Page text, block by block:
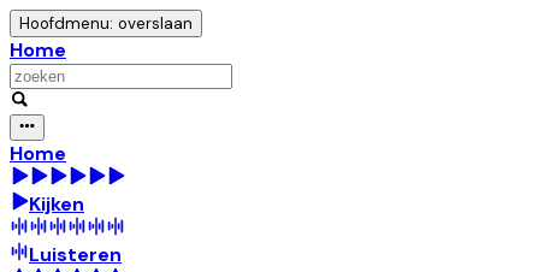
Hoofdmenu: overslaan
Home
Home
Kijken
Luisteren